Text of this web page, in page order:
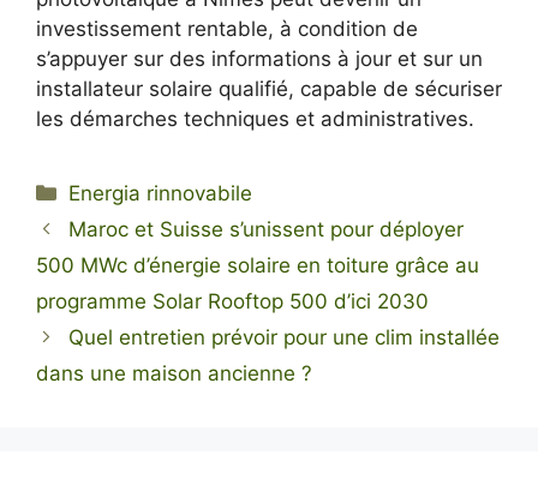
investissement rentable, à condition de
s’appuyer sur des informations à jour et sur un
installateur solaire qualifié, capable de sécuriser
les démarches techniques et administratives.​
Categorie
Energia rinnovabile
Maroc et Suisse s’unissent pour déployer
500 MWc d’énergie solaire en toiture grâce au
programme Solar Rooftop 500 d’ici 2030
Quel entretien prévoir pour une clim installée
dans une maison ancienne ?